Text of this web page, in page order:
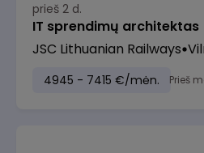
prieš 2 d.
IT sprendimų
JSC Lithuanian Railways
4945 - 7415 €/mėn. Prieš